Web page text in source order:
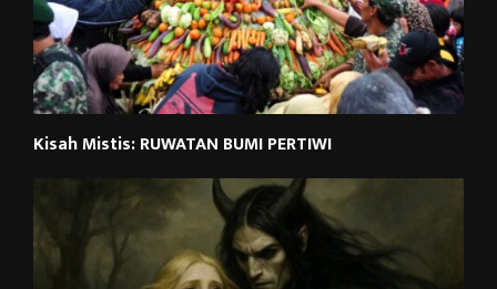
Kisah Mistis: RUWATAN BUMI PERTIWI